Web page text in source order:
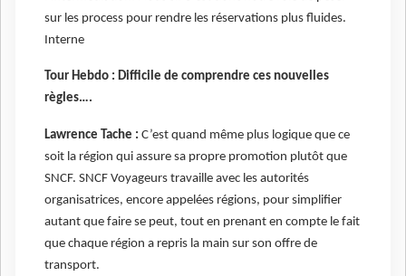
sur les process pour rendre les réservations plus fluides.
Interne
Tour Hebdo : Difficile de comprendre ces nouvelles
règles….
Lawrence Tache : C’est quand même plus logique que ce
soit la région qui assure sa propre promotion plutôt que
SNCF. SNCF Voyageurs travaille avec les autorités
organisatrices, encore appelées régions, pour simplifier
autant que faire se peut, tout en prenant en compte le fait
que chaque région a repris la main sur son offre de
transport.